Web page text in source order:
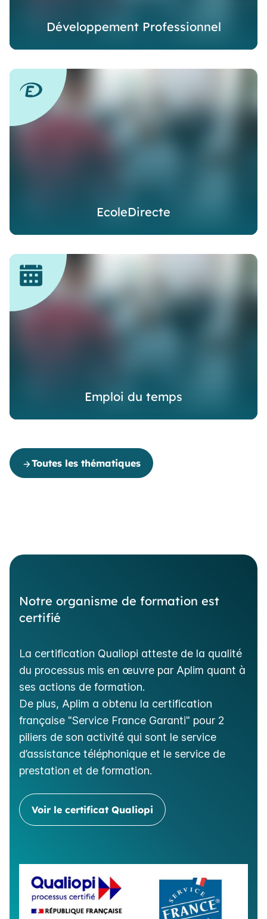
Développement Professionnel
EcoleDirecte
Emploi du temps
Toutes les thématiques
Notre organisme de formation est
certifié
La certification Qualiopi atteste de la qualité
du processus mis en œuvre par Aplim quant à
ses actions de formation.
De plus, Aplim a obtenu la certification
française "Service France Garanti" pour 2
piliers de son activité qui sont le service
d’assistance téléphonique et le service de
prestation et de formation.
Voir le certificat Qualiopi